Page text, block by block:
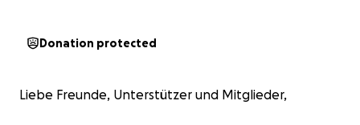
Donation protected
Liebe Freunde, Unterstützer und Mitglieder,